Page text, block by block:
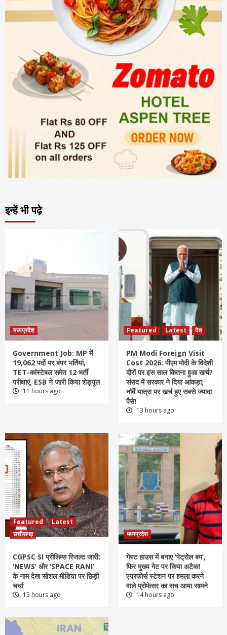
इन्हें भी पढ़े
मध्यप्रदेश
Government Job: MP में
19,062 पदों पर बंपर भर्तियां,
TET-कांस्टेबल समेत 12 भर्ती
परीक्षाएं, ESB ने जारी किया शेड्यूल
11 hours ago
Featured Latest देश
PM Modi Foreign Visit
Cost 2026: पीएम मोदी के विदेशी
दौरों पर इस साल कितना हुआ खर्च?
संसद में सरकार ने दिया आंकड़ा;
नॉर्वे यात्रा पर खर्च हुए सबसे ज्यादा
पैसे!
13 hours ago
Featured
Latest
छत्तीसगढ़
CGPSC SI प्रीलिम्स रिजल्ट जारी:
‘NEWS’ और ‘SPACE RANI’
के नाम देख सोशल मीडिया पर छिड़ी
चर्चा
13 hours ago
मध्यप्रदेश
गेस्ट हाउस में बनाए ‘पेट्रोल बम’,
फिर मुख्य गेट पर किया अटैक!
एयरफोर्स स्टेशन पर हमला करने
वाले प्रोफेसर का सच आया सामने
14 hours ago